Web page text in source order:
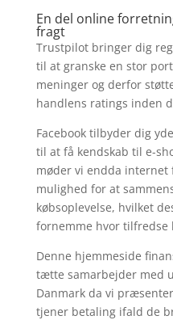
En del online
fragt
Trustpilot bringer dig
til at granske en stor
meninger og derfor
handlens ratings inden
Facebook tilbyder dig
til at få kendskab til e-
møder vi endda internet
mulighed for at
købsoplevelse, hvilket
fornemme hvor tilfredse
Denne hjemmeside
tætte samarbejder med
Danmark da vi
tjener betaling ifald de